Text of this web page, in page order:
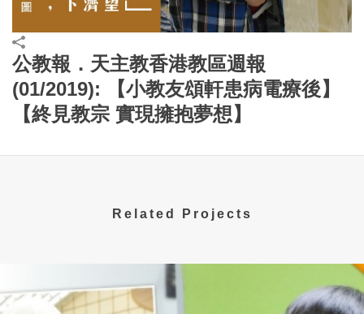
公教報．天主教香港教區週報
(01/2019): 【小教友頌軒患病電療後】
【終見教宗 實現擁抱夢想】
Related Projects